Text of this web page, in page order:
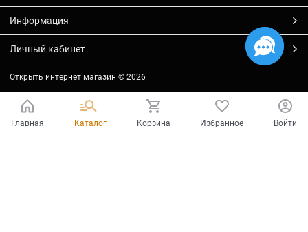
Информация
Личный кабинет
Открыть интернет магазин © 2026
Главная Каталог Корзина Избранное Войти